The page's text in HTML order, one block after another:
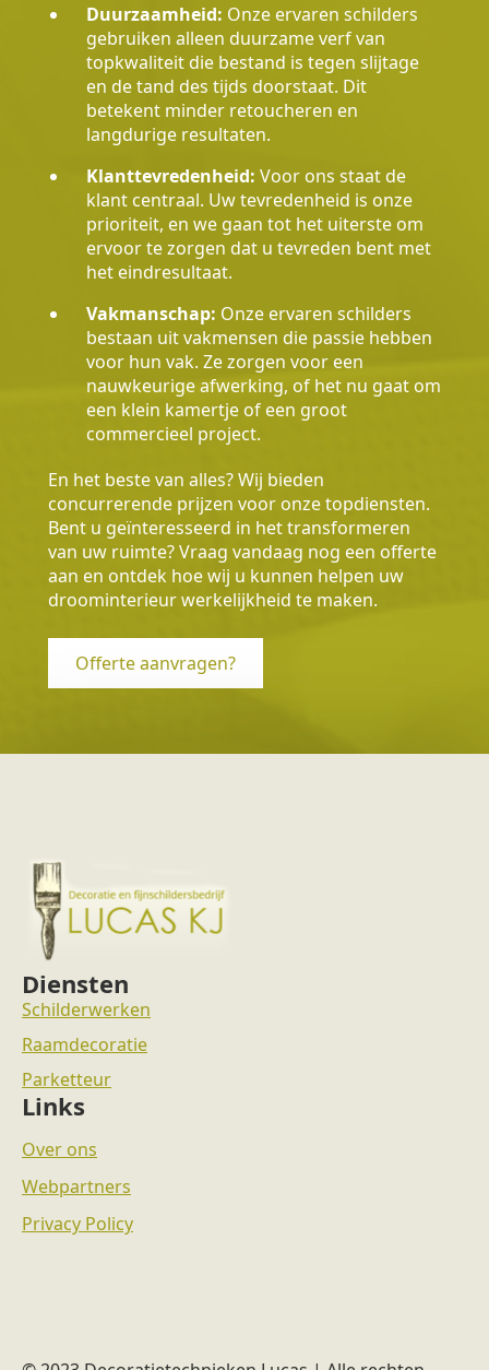
Duurzaamheid: Onze ervaren schilders
gebruiken alleen duurzame verf van
topkwaliteit die bestand is tegen slijtage
en de tand des tijds doorstaat. Dit
betekent minder retoucheren en
langdurige resultaten.
Klanttevredenheid: Voor ons staat de
klant centraal. Uw tevredenheid is onze
prioriteit, en we gaan tot het uiterste om
ervoor te zorgen dat u tevreden bent met
het eindresultaat.
Vakmanschap: Onze ervaren schilders
bestaan uit vakmensen die passie hebben
voor hun vak. Ze zorgen voor een
nauwkeurige afwerking, of het nu gaat om
een klein kamertje of een groot
commercieel project.
En het beste van alles? Wij bieden
concurrerende prijzen voor onze topdiensten.
Bent u geïnteresseerd in het transformeren
van uw ruimte? Vraag vandaag nog een offerte
aan en ontdek hoe wij u kunnen helpen uw
droominterieur werkelijkheid te maken.
Offerte aanvragen?
Diensten
Schilderwerken
Raamdecoratie
Parketteur
Links
Over ons
Webpartners
Privacy Policy